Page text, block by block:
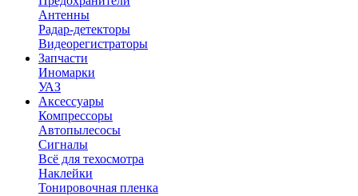
Антенны
Радар-детекторы
Видеорегистраторы
Запчасти
Иномарки
УАЗ
Аксесcуары
Компрессоры
Автопылесосы
Сигналы
Всё для техосмотра
Наклейки
Тонировочная пленка